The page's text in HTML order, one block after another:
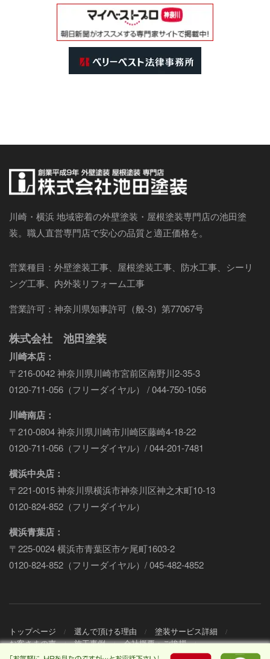
川崎・横浜 地域密着の外壁塗装・屋根塗装専門店の池田塗
装。職人直営専門店で安心の品質と適正価格を。
営業種目：外壁塗装工事、屋根塗装工事、防水工事、シーリ
ング工事、内外装リフォーム工事
営業許可：神奈川県知事許可（般-3）第77067号
株式会社 池田塗装
川崎本店：
〒216-0042 神奈川県川崎市宮前区南野川2-35-3
0120-711-056（フリーダイヤル） / 044-750-1056
川崎南店：
〒210-0804 神奈川県川崎市川崎区藤崎4-18-22
0120-711-056（フリーダイヤル）/ 044-201-7481
横浜中央店：
〒221-0015 神奈川県横浜市神奈川区神之木町10-13
0120-824-852（フリーダイヤル）
横浜青葉店：
〒225-0024 横浜市青葉区市ケ尾町1603-2
0120-824-852（フリーダイヤル）/ 045-482-4852
トップページ 選んで頂ける理由
塗装サービス詳細
お客さまの声
施工事例
会社概要・ご挨拶
コラム・現場日誌
お問合せ